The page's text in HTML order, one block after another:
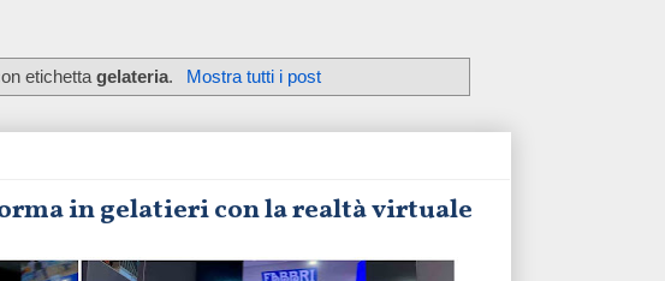
etichettagelateria. Mostra tutti i post
in gelatieri con la realtà virtuale